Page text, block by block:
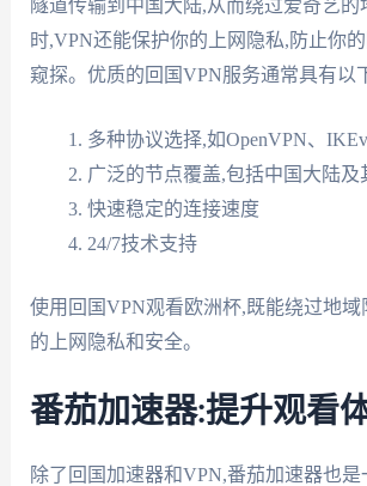
隧道传输到中国大陆,从而绕过爱奇艺的
时,VPN还能保护你的上网隐私,防止你
窥探。优质的回国VPN服务通常具有以
多种协议选择,如OpenVPN、
广泛的节点覆盖,包括中国大陆及
快速稳定的连接速度
24/7技术支持
使用回国VPN观看欧洲杯,既能绕过地域
的上网隐私和安全。
番茄加速器:提升观看
除了回国加速器和VPN,番茄加速器也